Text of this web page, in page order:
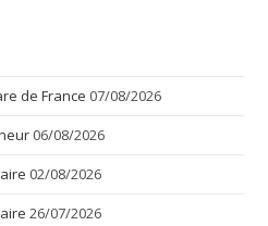
de France 07/08/2026
06/08/2026
02/08/2026
26/07/2026